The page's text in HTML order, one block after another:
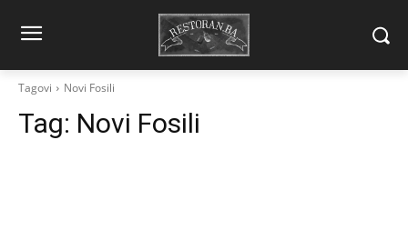
Tagovi Novi Fosili
Tag: Novi Fosili